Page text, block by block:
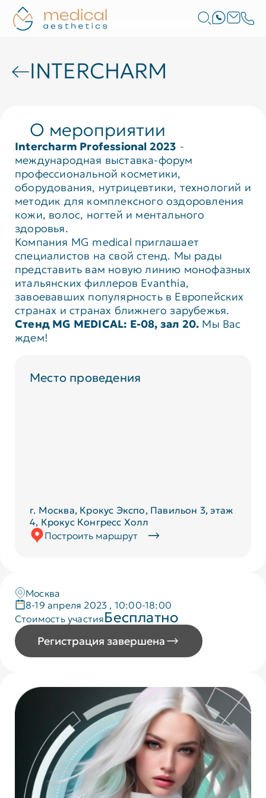
INTERCHARM
О мероприятии
Intercharm Professional 2023 -
международная выставка-форум
профессиональной косметики,
оборудования, нутрицевтики, технологий и
методик для комплексного оздоровления
кожи, волос, ногтей и ментального
здоровья.
Компания MG medical приглашает
специалистов на свой стенд. Мы рады
представить вам новую линию монофазных
итальянских филлеров Evanthia,
завоевавших популярность в Европейских
странах и странах ближнего зарубежья.
Стенд MG MEDICAL: Е-08, зал 20. Мы Вас
ждем!
Место проведения
г. Москва, Крокус Экспо, Павильон 3, этаж
4, Крокус Конгресс Холл
Построить маршрут
Москва
8-19 апреля 2023 , 10:00-18:00
Стоимость участияБесплатно
Регистрация завершена